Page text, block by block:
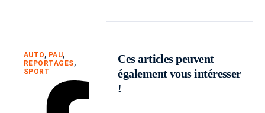
AUTO, PAU,
REPORTAGES,
SPORT
Ces articles peuvent
également vous intéresser
!